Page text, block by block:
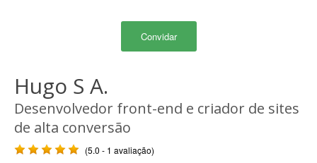
Convidar
Hugo S A.
Desenvolvedor front-end e criador de sites
de alta conversão
(5.0 - 1 avaliação)